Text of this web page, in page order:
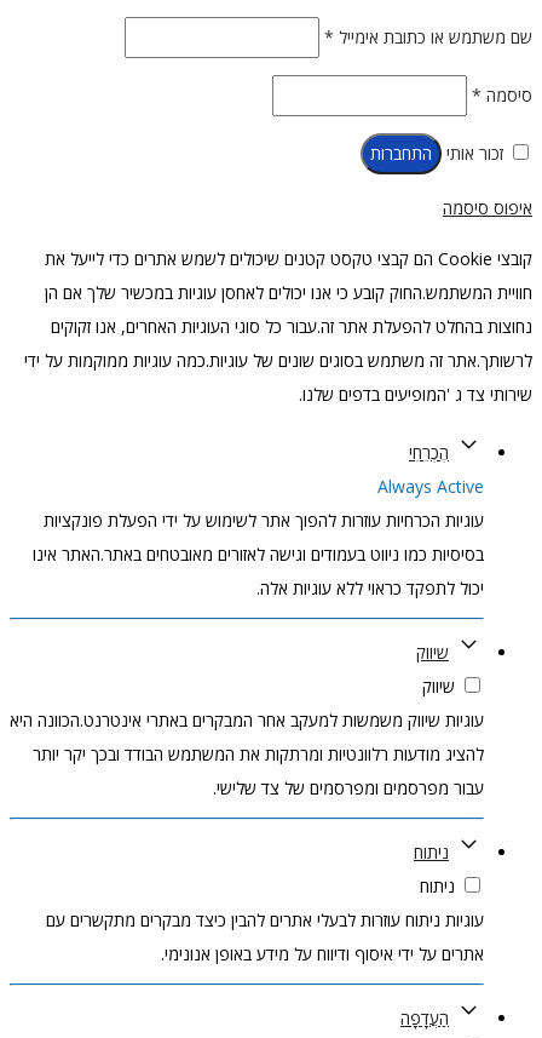
שם משתמש או כתובת אימייל *חובה
סיסמה *חובה
זכור אותי התחברות
איפוס סיסמה
קובצי Cookie הם קבצי טקסט קטנים שיכולים לשמש אתרים כדי לייעל את
חוויית המשתמש.החוק קובע כי אנו יכולים לאחסן עוגיות במכשיר שלך אם הן
נחוצות בהחלט להפעלת אתר זה.עבור כל סוגי העוגיות האחרים, אנו זקוקים
לרשותך.אתר זה משתמש בסוגים שונים של עוגיות.כמה עוגיות ממוקמות על ידי
שירותי צד ג 'המופיעים בדפים שלנו.
הֶכְרֵחִי
Always Active
עוגיות הכרחיות עוזרות להפוך אתר לשימוש על ידי הפעלת פונקציות
בסיסיות כמו ניווט בעמודים וגישה לאזורים מאובטחים באתר.האתר אינו
יכול לתפקד כראוי ללא עוגיות אלה.
שיווק
שיווק
עוגיות שיווק משמשות למעקב אחר המבקרים באתרי אינטרנט.הכוונה היא
להציג מודעות רלוונטיות ומרתקות את המשתמש הבודד ובכך יקר יותר
עבור מפרסמים ומפרסמים של צד שלישי.
ניתוח
ניתוח
עוגיות ניתוח עוזרות לבעלי אתרים להבין כיצד מבקרים מתקשרים עם
אתרים על ידי איסוף ודיווח על מידע באופן אנונימי.
הַעֲדָפָה